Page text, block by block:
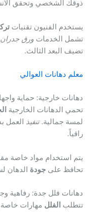
ذوقك الشخصي وتحقق
يستخدم الفنيون تقنيات
تشمل الخدمات ورق جدران
تضيف البعد الثالث.
معلم دهانات العوالي
دهانات خارجية: حماية
تحمي الدهانات الخارجية
لمسة جمالية.تنفيذ العمل
راقياً.
يتم استخدام مواد خاصة
تحافظ على جودة الدهان
دهانات فلل جدة: رفاهية
تتطلب الفلل مهارات